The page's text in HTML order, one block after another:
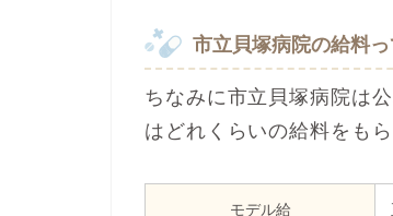
市立貝塚病院の給料
ちなみに市立貝塚病院は
はどれくらいの給料をも
モデル給